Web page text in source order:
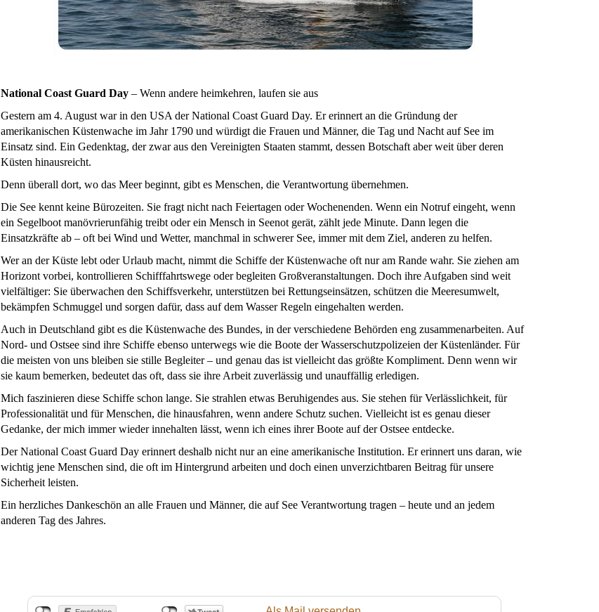
National Coast Guard Day – Wenn andere heimkehren, laufen sie aus
Gestern am 4. August war in den USA der National Coast Guard Day. Er erinnert an die Gründung der
amerikanischen Küstenwache im Jahr 1790 und würdigt die Frauen und Männer, die Tag und Nacht auf See im
Einsatz sind. Ein Gedenktag, der zwar aus den Vereinigten Staaten stammt, dessen Botschaft aber weit über deren
Küsten hinausreicht.
Denn überall dort, wo das Meer beginnt, gibt es Menschen, die Verantwortung übernehmen.
Die See kennt keine Bürozeiten. Sie fragt nicht nach Feiertagen oder Wochenenden. Wenn ein Notruf eingeht, wenn
ein Segelboot manövrierunfähig treibt oder ein Mensch in Seenot gerät, zählt jede Minute. Dann legen die
Einsatzkräfte ab – oft bei Wind und Wetter, manchmal in schwerer See, immer mit dem Ziel, anderen zu helfen.
Wer an der Küste lebt oder Urlaub macht, nimmt die Schiffe der Küstenwache oft nur am Rande wahr. Sie ziehen am
Horizont vorbei, kontrollieren Schifffahrtswege oder begleiten Großveranstaltungen. Doch ihre Aufgaben sind weit
vielfältiger: Sie überwachen den Schiffsverkehr, unterstützen bei Rettungseinsätzen, schützen die Meeresumwelt,
bekämpfen Schmuggel und sorgen dafür, dass auf dem Wasser Regeln eingehalten werden.
Auch in Deutschland gibt es die Küstenwache des Bundes, in der verschiedene Behörden eng zusammenarbeiten. Auf
Nord- und Ostsee sind ihre Schiffe ebenso unterwegs wie die Boote der Wasserschutzpolizeien der Küstenländer. Für
die meisten von uns bleiben sie stille Begleiter – und genau das ist vielleicht das größte Kompliment. Denn wenn wir
sie kaum bemerken, bedeutet das oft, dass sie ihre Arbeit zuverlässig und unauffällig erledigen.
Mich faszinieren diese Schiffe schon lange. Sie strahlen etwas Beruhigendes aus. Sie stehen für Verlässlichkeit, für
Professionalität und für Menschen, die hinausfahren, wenn andere Schutz suchen. Vielleicht ist es genau dieser
Gedanke, der mich immer wieder innehalten lässt, wenn ich eines ihrer Boote auf der Ostsee entdecke.
Der National Coast Guard Day erinnert deshalb nicht nur an eine amerikanische Institution. Er erinnert uns daran, wie
wichtig jene Menschen sind, die oft im Hintergrund arbeiten und doch einen unverzichtbaren Beitrag für unsere
Sicherheit leisten.
Ein herzliches Dankeschön an alle Frauen und Männer, die auf See Verantwortung tragen – heute und an jedem
anderen Tag des Jahres.